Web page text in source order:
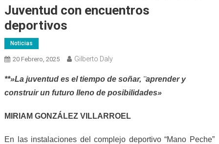
Juventud con encuentros
deportivos
Noticias
20 Febrero, 2025 Gilberto Daly
**»La juventud es el tiempo de soñar, ¨aprender y
construir un futuro lleno de posibilidades»
MIRIAM GONZÁLEZ VILLARROEL
En las instalaciones del complejo deportivo “Mano Peche”